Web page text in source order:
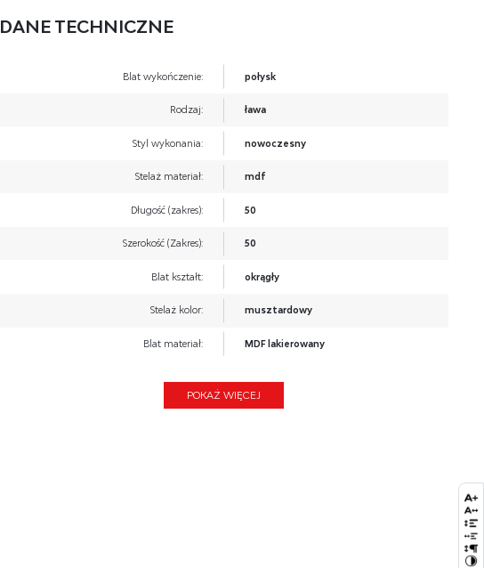
DANE TECHNICZNE
Blat wykończenie: połysk
Rodzaj: ława
Styl wykonania: nowoczesny
Stelaż materiał: mdf
Długość (zakres): 50
Szerokość (Zakres): 50
Blat kształt: okrągły
Stelaż kolor: musztardowy
Blat materiał: MDF lakierowany
Blat kolor: musztardowy
POKAŻ WIĘCEJ